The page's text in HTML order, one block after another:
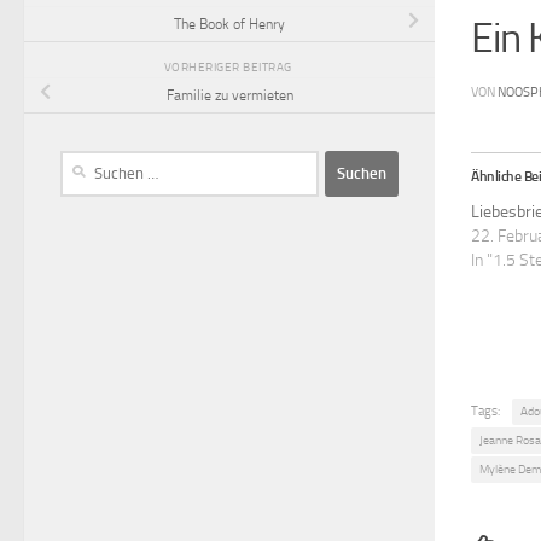
Ein
VON
Ähnliche
22.
In "1.5
Tags:
Jeanne Rosa
Mylène
The Book of Henry
VORHERIGER BEITRAG
Familie zu vermieten